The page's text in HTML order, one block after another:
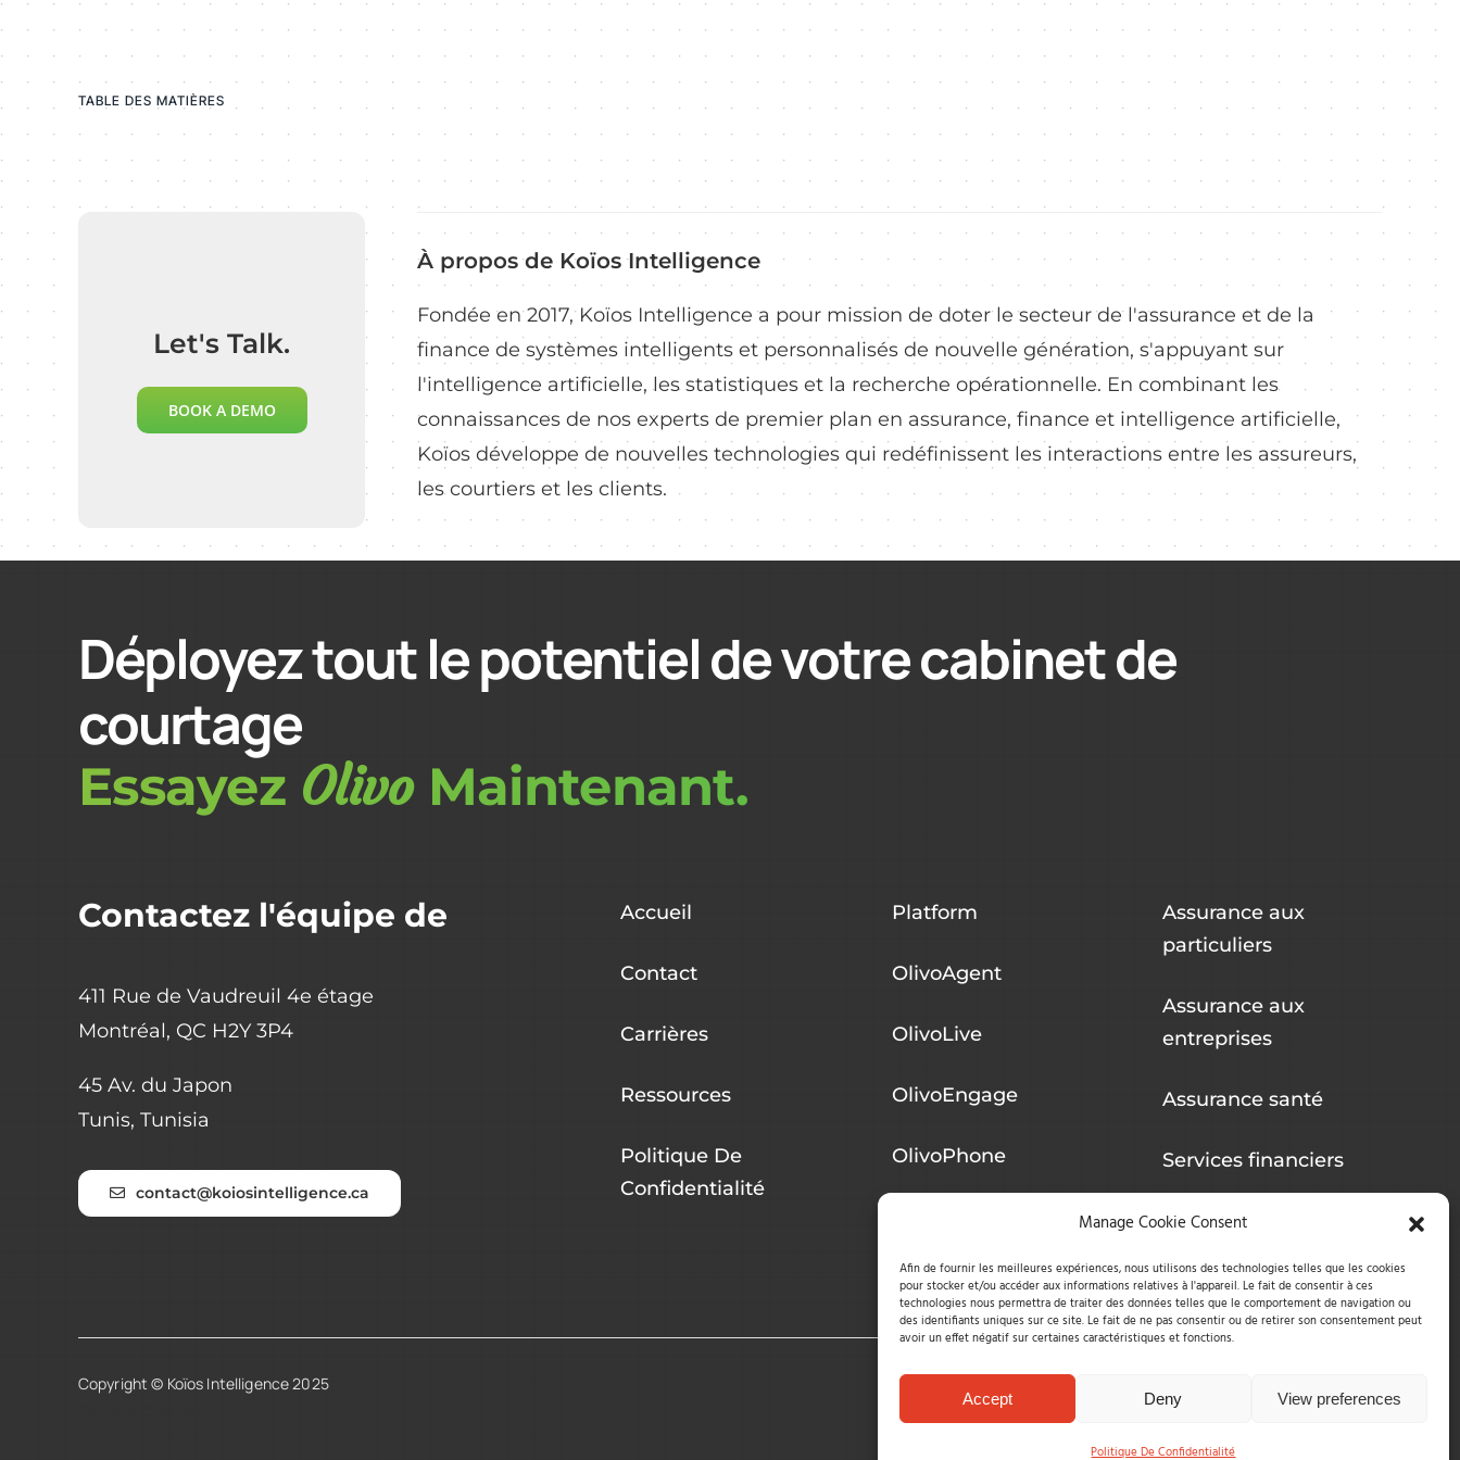
Manage Cookie Consent
Afin de fournir les meilleures expériences, nous utilisons des technologies telles que les cookies
pour stocker et/ou accéder aux informations relatives à l'appareil. Le fait de consentir à ces
technologies nous permettra de traiter des données telles que le comportement de navigation ou
des identifiants uniques sur ce site. Le fait de ne pas consentir ou de retirer son consentement peut
avoir un effet négatif sur certaines caractéristiques et fonctions.
Accept Deny View preferences
Politique De Confidentialité
TABLE DES MATIÈRES
Let's Talk.
BOOK A DEMO
À propos de Koïos Intelligence
Fondée en 2017, Koïos Intelligence a pour mission de doter le secteur de l'assurance et de la
finance de systèmes intelligents et personnalisés de nouvelle génération, s'appuyant sur
l'intelligence artificielle, les statistiques et la recherche opérationnelle. En combinant les
connaissances de nos experts de premier plan en assurance, finance et intelligence artificielle,
Koïos développe de nouvelles technologies qui redéfinissent les interactions entre les assureurs,
les courtiers et les clients.
Déployez tout le potentiel de votre cabinet de
courtage
Essayez OlivoMaintenant.
Contactez l'équipe de
411 Rue de Vaudreuil 4e étage
Montréal, QC H2Y 3P4
45 Av. du Japon
Tunis, Tunisia
contact@koiosintelligence.ca
Accueil
Contact
Carrières
Ressources
Politique De
Confidentialité
Platform
OlivoAgent
OlivoLive
OlivoEngage
OlivoPhone
Assurance aux
particuliers
Assurance aux
entreprises
Assurance santé
Services financiers
Intégrations
Copyright © Koïos Intelligence 2025